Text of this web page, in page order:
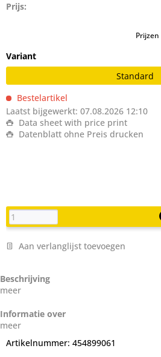
Prijs:
Prijzen
Variant
Standard
Bestelartikel
Laatst bijgewerkt: 07.08.2026 12:10
Data sheet with price print
Datenblatt ohne Preis drucken
Aan verlanglijst toevoegen
Beschrijving
meer
Informatie over
meer
Artikelnummer: 454899061